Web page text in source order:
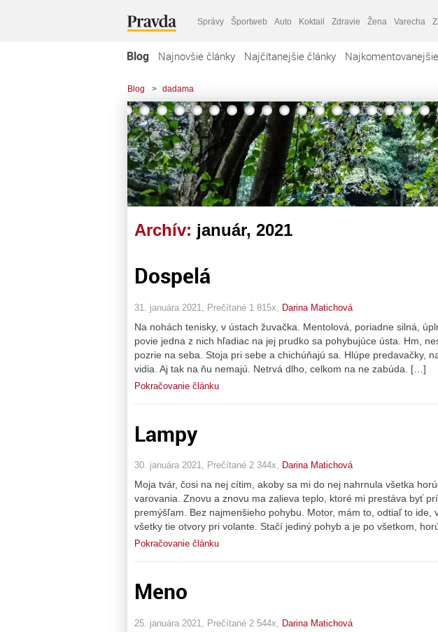
Správy Športweb Auto Koktail Zdravie Žena Varecha
Blog Najnovšie články Najčítanejšie články
Blog > dadama
Archív: január, 2021
Dospelá
31. januára 2021, Prečítané 1 815x, Darina Matichová
Na nohách tenisky, v ústach žuvačka. Mentolová, poriadne silná,
povie jedna z nich hľadiac na jej prudko sa pohybujúce ústa. Hm,
pozrie na seba. Stoja pri sebe a chichúňajú sa. Hlúpe predavačky,
vidia. Aj tak na ňu nemajú. Netrvá dlho, celkom na ne zabúda. […]
Pokračovanie článku
Lampy
30. januára 2021, Prečítané 2 344x, Darina Matichová
Moja tvár, čosi na nej cítim, akoby sa mi do nej nahrnula všetka
varovania. Znovu a znovu ma zalieva teplo, ktoré mi prestáva byť
premýšľam. Bez najmenšieho pohybu. Motor, mám to, odtiaľ to ide,
všetky tie otvory pri volante. Stačí jediný pohyb a je po všetkom,
Pokračovanie článku
Meno
25. januára 2021, Prečítané 2 544x, Darina Matichová